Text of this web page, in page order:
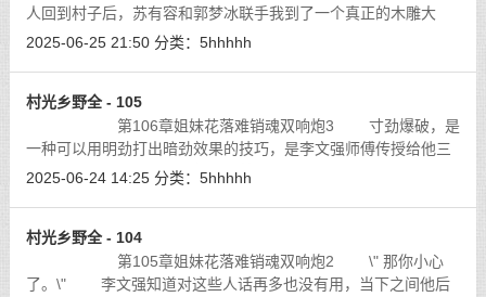
人回到村子后，苏有容和郭梦冰联手我到了一个真正的木雕大
师，花了半个月的时间雕刻出了一个栩栩如生的山神雕像，这个
2025-06-25 21:50 分类： 5hhhhh
村光乡野全 - 105
第106章姐妹花落难销魂双响炮3 寸劲爆破，是
一种可以用明劲打出暗劲效果的技巧，是李文强师傅传授给他三
大发力之法核心之一，虽然是最基础的，但是你实力越强爆发越
2025-06-24 14:25 分类： 5hhhhh
村光乡野全 - 104
第105章姐妹花落难销魂双响炮2 \" 那你小心
了。\" 李文强知道对这些人话再多也没有用，当下之间他后